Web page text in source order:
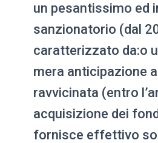
un pesantissimo ed
sanzionatorio (dal
caratterizzato da:o
mera anticipazione
ravvicinata (entro
acquisizione dei
fornisce effettivo